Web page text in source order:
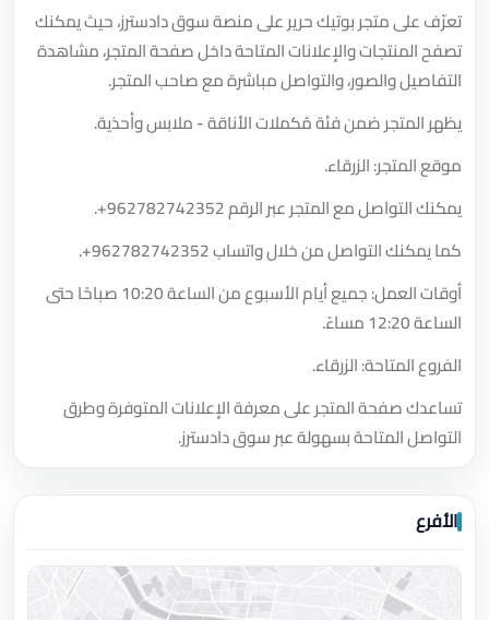
تعرّف على متجر بوتيك حرير على منصة سوق دادسترز، حيث يمكنك
تصفح المنتجات والإعلانات المتاحة داخل صفحة المتجر، مشاهدة
التفاصيل والصور، والتواصل مباشرة مع صاحب المتجر.
يظهر المتجر ضمن فئة مُكملات الأناقة - ملابس وأحذية.
موقع المتجر: الزرقاء.
يمكنك التواصل مع المتجر عبر الرقم+962782742352
.
كما يمكنك التواصل من خلال واتساب+962782742352
.
أوقات العمل: جميع أيام الأسبوع من الساعة 10:20 صباحًا حتى
الساعة 12:20 مساءً.
الفروع المتاحة: الزرقاء.
تساعدك صفحة المتجر على معرفة الإعلانات المتوفرة وطرق
التواصل المتاحة بسهولة عبر سوق دادسترز.
الأفرع